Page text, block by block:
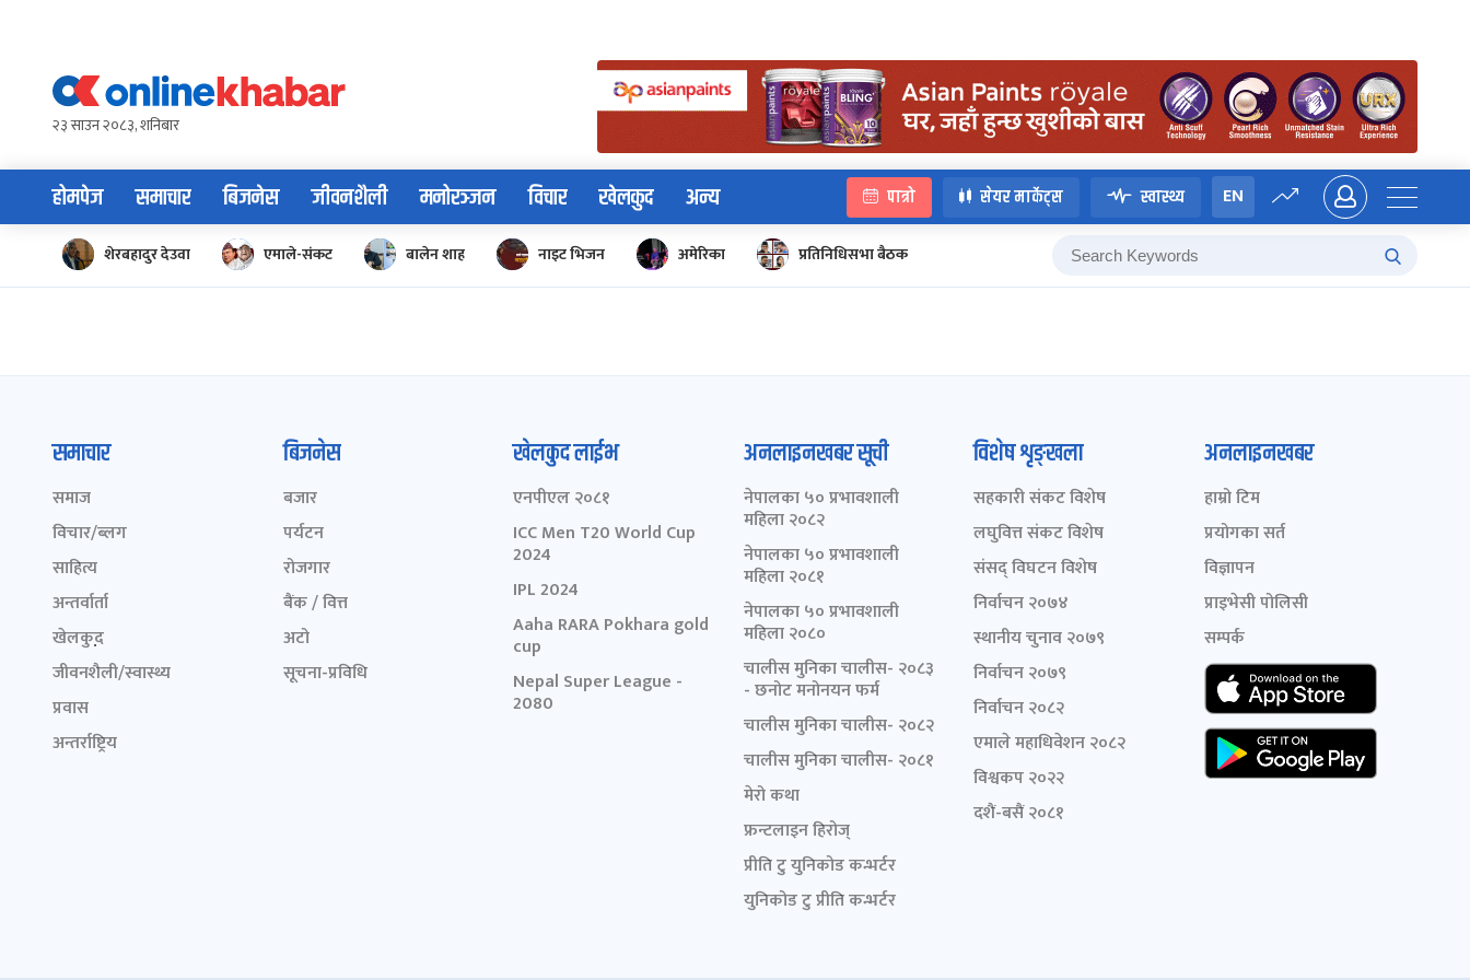
content२३ साउन २०८३, शनिबार
होमपेज समाचार बिजनेस जीवनशैली मनोरञ्जन विचार खेलकुद अन्य पात्रो सेयर मार्केट्स स्वास्थ्य EN
शेरबहादुर देउवा एमाले-संकट बालेन शाह नाइट भिजन अमेरिका प्रतिनिधिसभा बैठक
समाचार
समाज
विचार/ब्लग
साहित्य
अन्तर्वार्ता
खेलकुद़़
जीवनशैली/स्वास्थ्य
प्रवास
अन्तर्राष्ट्रिय
बिजनेस
बजार
पर्यटन
रोजगार
बैंक / वित्त
अटो
सूचना-प्रविधि
खेलकुद लाईभ
एनपीएल २०८१
ICC Men T20 World Cup
2024
IPL 2024
Aaha RARA Pokhara gold
cup
Nepal Super League -
2080
अनलाइनखबर सूची
नेपालका ५० प्रभावशाली
महिला २०८२
नेपालका ५० प्रभावशाली
महिला २०८१
नेपालका ५० प्रभावशाली
महिला २०८०
चालीस मुनिका चालीस- २०८३
- छनोट मनोनयन फर्म
चालीस मुनिका चालीस- २०८२
चालीस मुनिका चालीस- २०८१
मेरो कथा
फ्रन्टलाइन हिरोज्
प्रीति टु युनिकोड कन्भर्टर
युनिकोड टु प्रीति कन्भर्टर
विशेष शृङ्खला
सहकारी संकट विशेष
लघुवित्त संकट विशेष
संसद् विघटन विशेष
निर्वाचन २०७४
स्थानीय चुनाव २०७९
निर्वाचन २०७९
निर्वाचन २०८२
एमाले महाधिवेशन २०८२
विश्वकप २०२२
दशैं-बसैं २०८१
अनलाइनखबर
हाम्रो टिम
प्रयोगका सर्त
विज्ञापन
प्राइभेसी पोलिसी
सम्पर्क